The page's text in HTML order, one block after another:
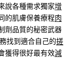
說各種需求獨家增
的肌膚保養療程 肉
劑品質的秘密武器
找到適合自己的搓
獲得很好最有效減